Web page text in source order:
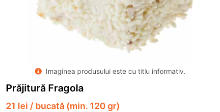
Imaginea produsului este cu titlu informativ.
Prăjitură Fragola
21 lei / bucată (min. 120 gr)